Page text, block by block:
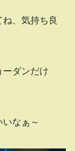
、気持ち良
ダンだけ
なぁ～